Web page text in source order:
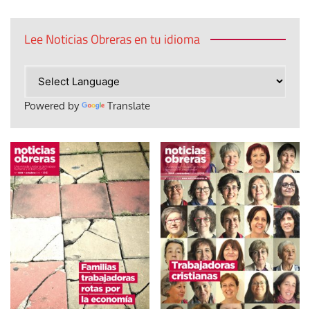
Lee Noticias Obreras en tu idioma
Powered by Translate